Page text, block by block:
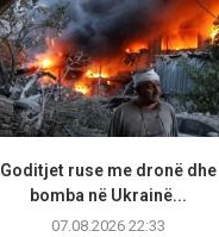
Goditjet ruse me dronë dhe
bomba në Ukrainë...
07.08.2026 22:33